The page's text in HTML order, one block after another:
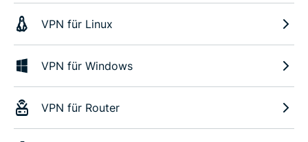
VPN für Linux
VPN für Windows
VPN für Router